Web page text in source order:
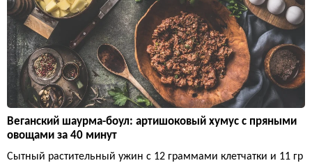
Веганский шаурма-боул: артишоковый хумус с пряными
овощами за 40 минут
Сытный растительный ужин с 12 граммами клетчатки и 11 гр